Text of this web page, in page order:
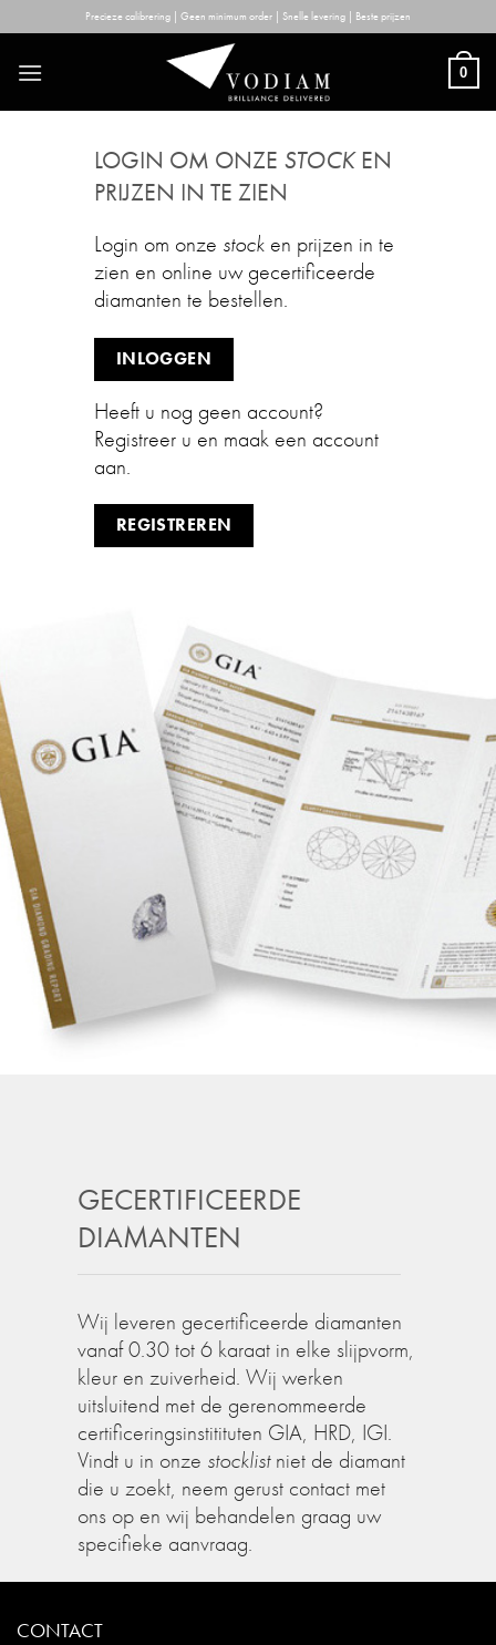
to
content
Precieze calibrering | Geen minimum order | Snelle levering | Beste prijzen
0
LOGIN OM ONZE STOCKEN
PRIJZEN IN TE ZIEN
Login om onze stock en prijzen in te
zien en online uw gecertificeerde
diamanten te bestellen.
INLOGGEN
Heeft u nog geen account?
Registreer u en maak een account
aan.
REGISTREREN
GECERTIFICEERDE
DIAMANTEN
Wij leveren gecertificeerde diamanten
vanaf 0.30 tot 6 karaat in elke slijpvorm,
kleur en zuiverheid. Wij werken
uitsluitend met de gerenommeerde
certificeringsinstitituten GIA, HRD, IGI.
Vindt u in onze stocklistniet de diamant
die u zoekt, neem gerust contact met
ons op en wij behandelen graag uw
specifieke aanvraag.
CONTACT